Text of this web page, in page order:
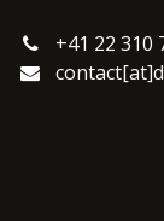
+41 22 310